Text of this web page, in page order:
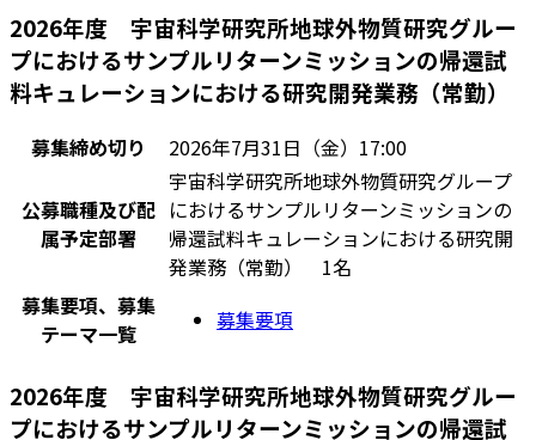
2026年度 宇宙科学研究所地球外物質研究グルー
プにおけるサンプルリターンミッションの帰還試
料キュレーションにおける研究開発業務（常勤）
募集締め切り 2026年7月31日（金）17:00
公募職種及び配
属予定部署
宇宙科学研究所地球外物質研究グループ
におけるサンプルリターンミッションの
帰還試料キュレーションにおける研究開
発業務（常勤） 1名
募集要項、募集
テーマ一覧
募集要項
2026年度 宇宙科学研究所地球外物質研究グルー
プにおけるサンプルリターンミッションの帰還試